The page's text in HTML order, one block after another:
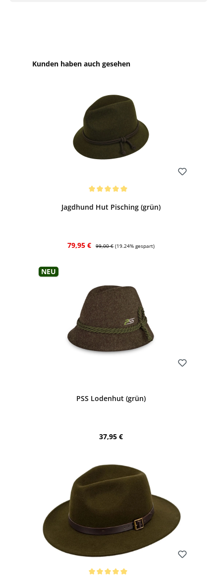
Produktgalerie überspringen
Kunden haben auch gesehen
Jagdhund Hut Pisching (grün)
Verkaufspreis:
79,95 € Regulärer Preis:
99,00 € (19.24% gespart)
Neu
PSS Lodenhut (grün)
Regulärer Preis:
37,95 €